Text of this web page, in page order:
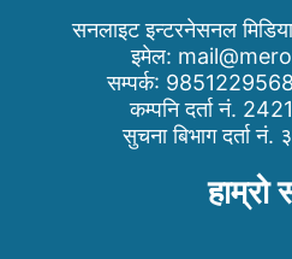
सनलाइट इन्टरनेसनल
इमेल:
सम्पर्क:
कम्पनि दर्ता नं.
सुचना बिभाग दर्ता
हाम्रो